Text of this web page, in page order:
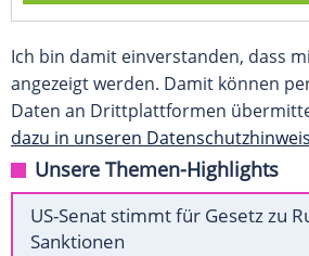
Ich bin damit einverstanden, dass
angezeigt werden. Damit können
Daten an Drittplattformen
dazu in unseren
Unsere Themen-Highlights
US-Senat stimmt für Gesetz zu
Sanktionen